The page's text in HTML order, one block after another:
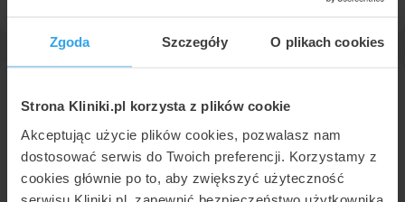
Zgoda Szczegóły O plikach cookies
Strona Kliniki.pl korzysta z plików cookie
Akceptując użycie plików cookies, pozwalasz nam
dostosować serwis do Twoich preferencji. Korzystamy z
cookies głównie po to, aby zwiększyć użyteczność
serwisu Kliniki.pl, zapewnić bezpieczeństwo użytkownika
Więcej na temat endoskopowe
zmniejszenie żołądka Overstitch